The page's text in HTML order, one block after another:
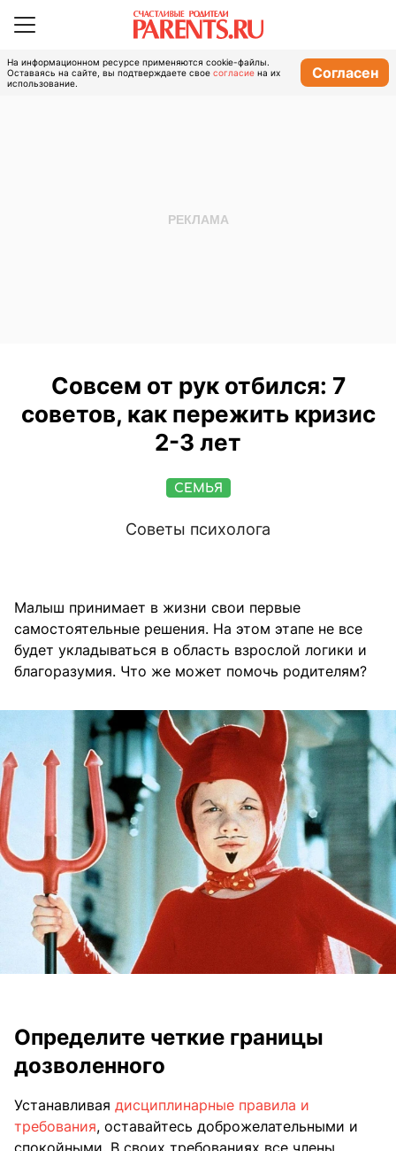
На информационном ресурсе применяются cookie-файлы.
Оставаясь на сайте, вы подтверждаете свое согласие на их
использование.
Согласен
Совсем от рук отбился: 7
советов, как пережить кризис
2-3 лет
СЕМЬЯ
Советы психолога
Малыш принимает в жизни свои первые
самостоятельные решения. На этом этапе не все
будет укладываться в область взрослой логики и
благоразумия. Что же может помочь родителям?
Определите четкие границы
дозволенного
Устанавливая дисциплинарные правила и
требования, оставайтесь доброжелательными и
спокойными. В своих требованиях все члены